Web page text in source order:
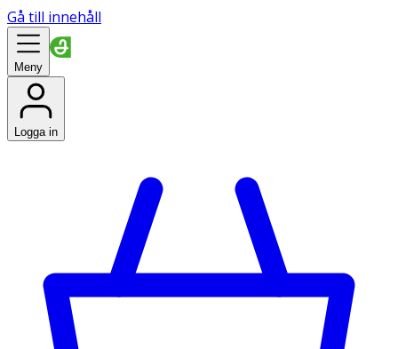
Gå till innehåll
Meny
Logga in